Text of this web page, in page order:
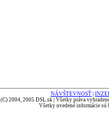
NÁVŠTEVNOSŤ
(C) 2004, 2005 DSL.sk | Všetky práva
Všetky uvedené informácie sú